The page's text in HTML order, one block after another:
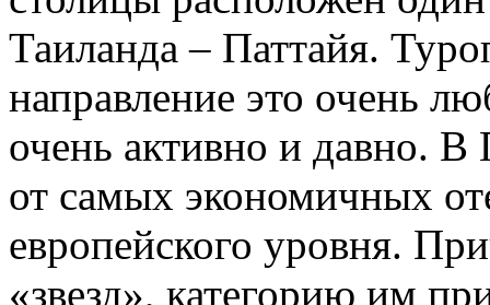
Таиланда – Паттайя.
направление это очень
очень активно и давно. В
от самых экономичных
европейского уровня.
«звезд», категорию им